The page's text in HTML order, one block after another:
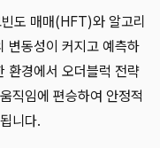
도 매매(HFT)와 알고리
변동성이 커지고 예측하
환경에서 오더블럭 전략
직임에 편승하여 안정적
니다.